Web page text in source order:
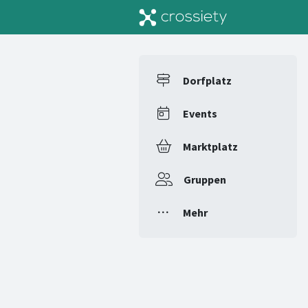
Dorfplatz
Events
Marktplatz
Gruppen
Mehr